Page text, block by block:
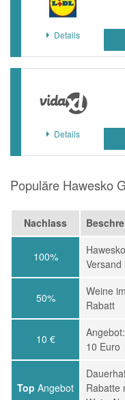
Details
Details
Populäre Hawesko
Nachlass
100%
Versand
50%
Weine
Rabatt
10 €
10 Euro
Top Angebot
Rabatte